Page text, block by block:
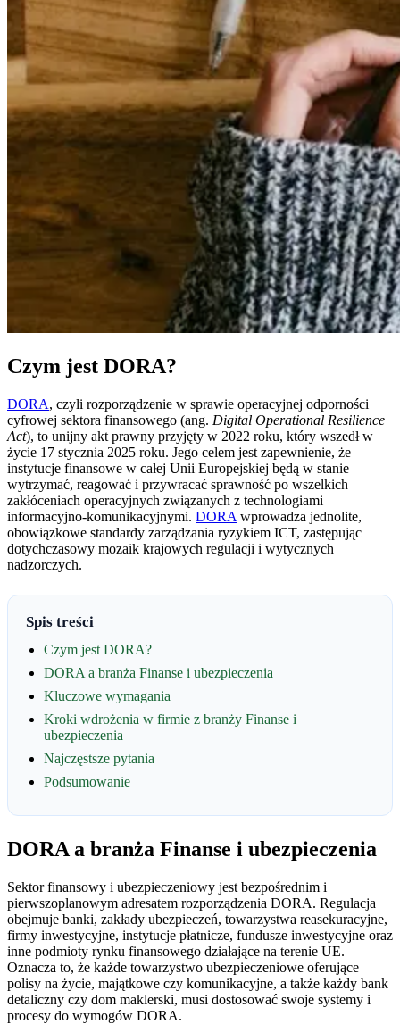
Czym jest DORA?
DORA, czyli rozporządzenie w sprawie operacyjnej odporności
cyfrowej sektora finansowego (ang. Digital Operational Resilience
Act), to unijny akt prawny przyjęty w 2022 roku, który wszedł w
życie 17 stycznia 2025 roku. Jego celem jest zapewnienie, że
instytucje finansowe w całej Unii Europejskiej będą w stanie
wytrzymać, reagować i przywracać sprawność po wszelkich
zakłóceniach operacyjnych związanych z technologiami
informacyjno-komunikacyjnymi. DORA wprowadza jednolite,
obowiązkowe standardy zarządzania ryzykiem ICT, zastępując
dotychczasowy mozaik krajowych regulacji i wytycznych
nadzorczych.
Spis treści
Czym jest DORA?
DORA a branża Finanse i ubezpieczenia
Kluczowe wymagania
Kroki wdrożenia w firmie z branży Finanse i
ubezpieczenia
Najczęstsze pytania
Podsumowanie
DORA a branża Finanse i ubezpieczenia
Sektor finansowy i ubezpieczeniowy jest bezpośrednim i
pierwszoplanowym adresatem rozporządzenia DORA. Regulacja
obejmuje banki, zakłady ubezpieczeń, towarzystwa reasekuracyjne,
firmy inwestycyjne, instytucje płatnicze, fundusze inwestycyjne oraz
inne podmioty rynku finansowego działające na terenie UE.
Oznacza to, że każde towarzystwo ubezpieczeniowe oferujące
polisy na życie, majątkowe czy komunikacyjne, a także każdy bank
detaliczny czy dom maklerski, musi dostosować swoje systemy i
procesy do wymogów DORA.